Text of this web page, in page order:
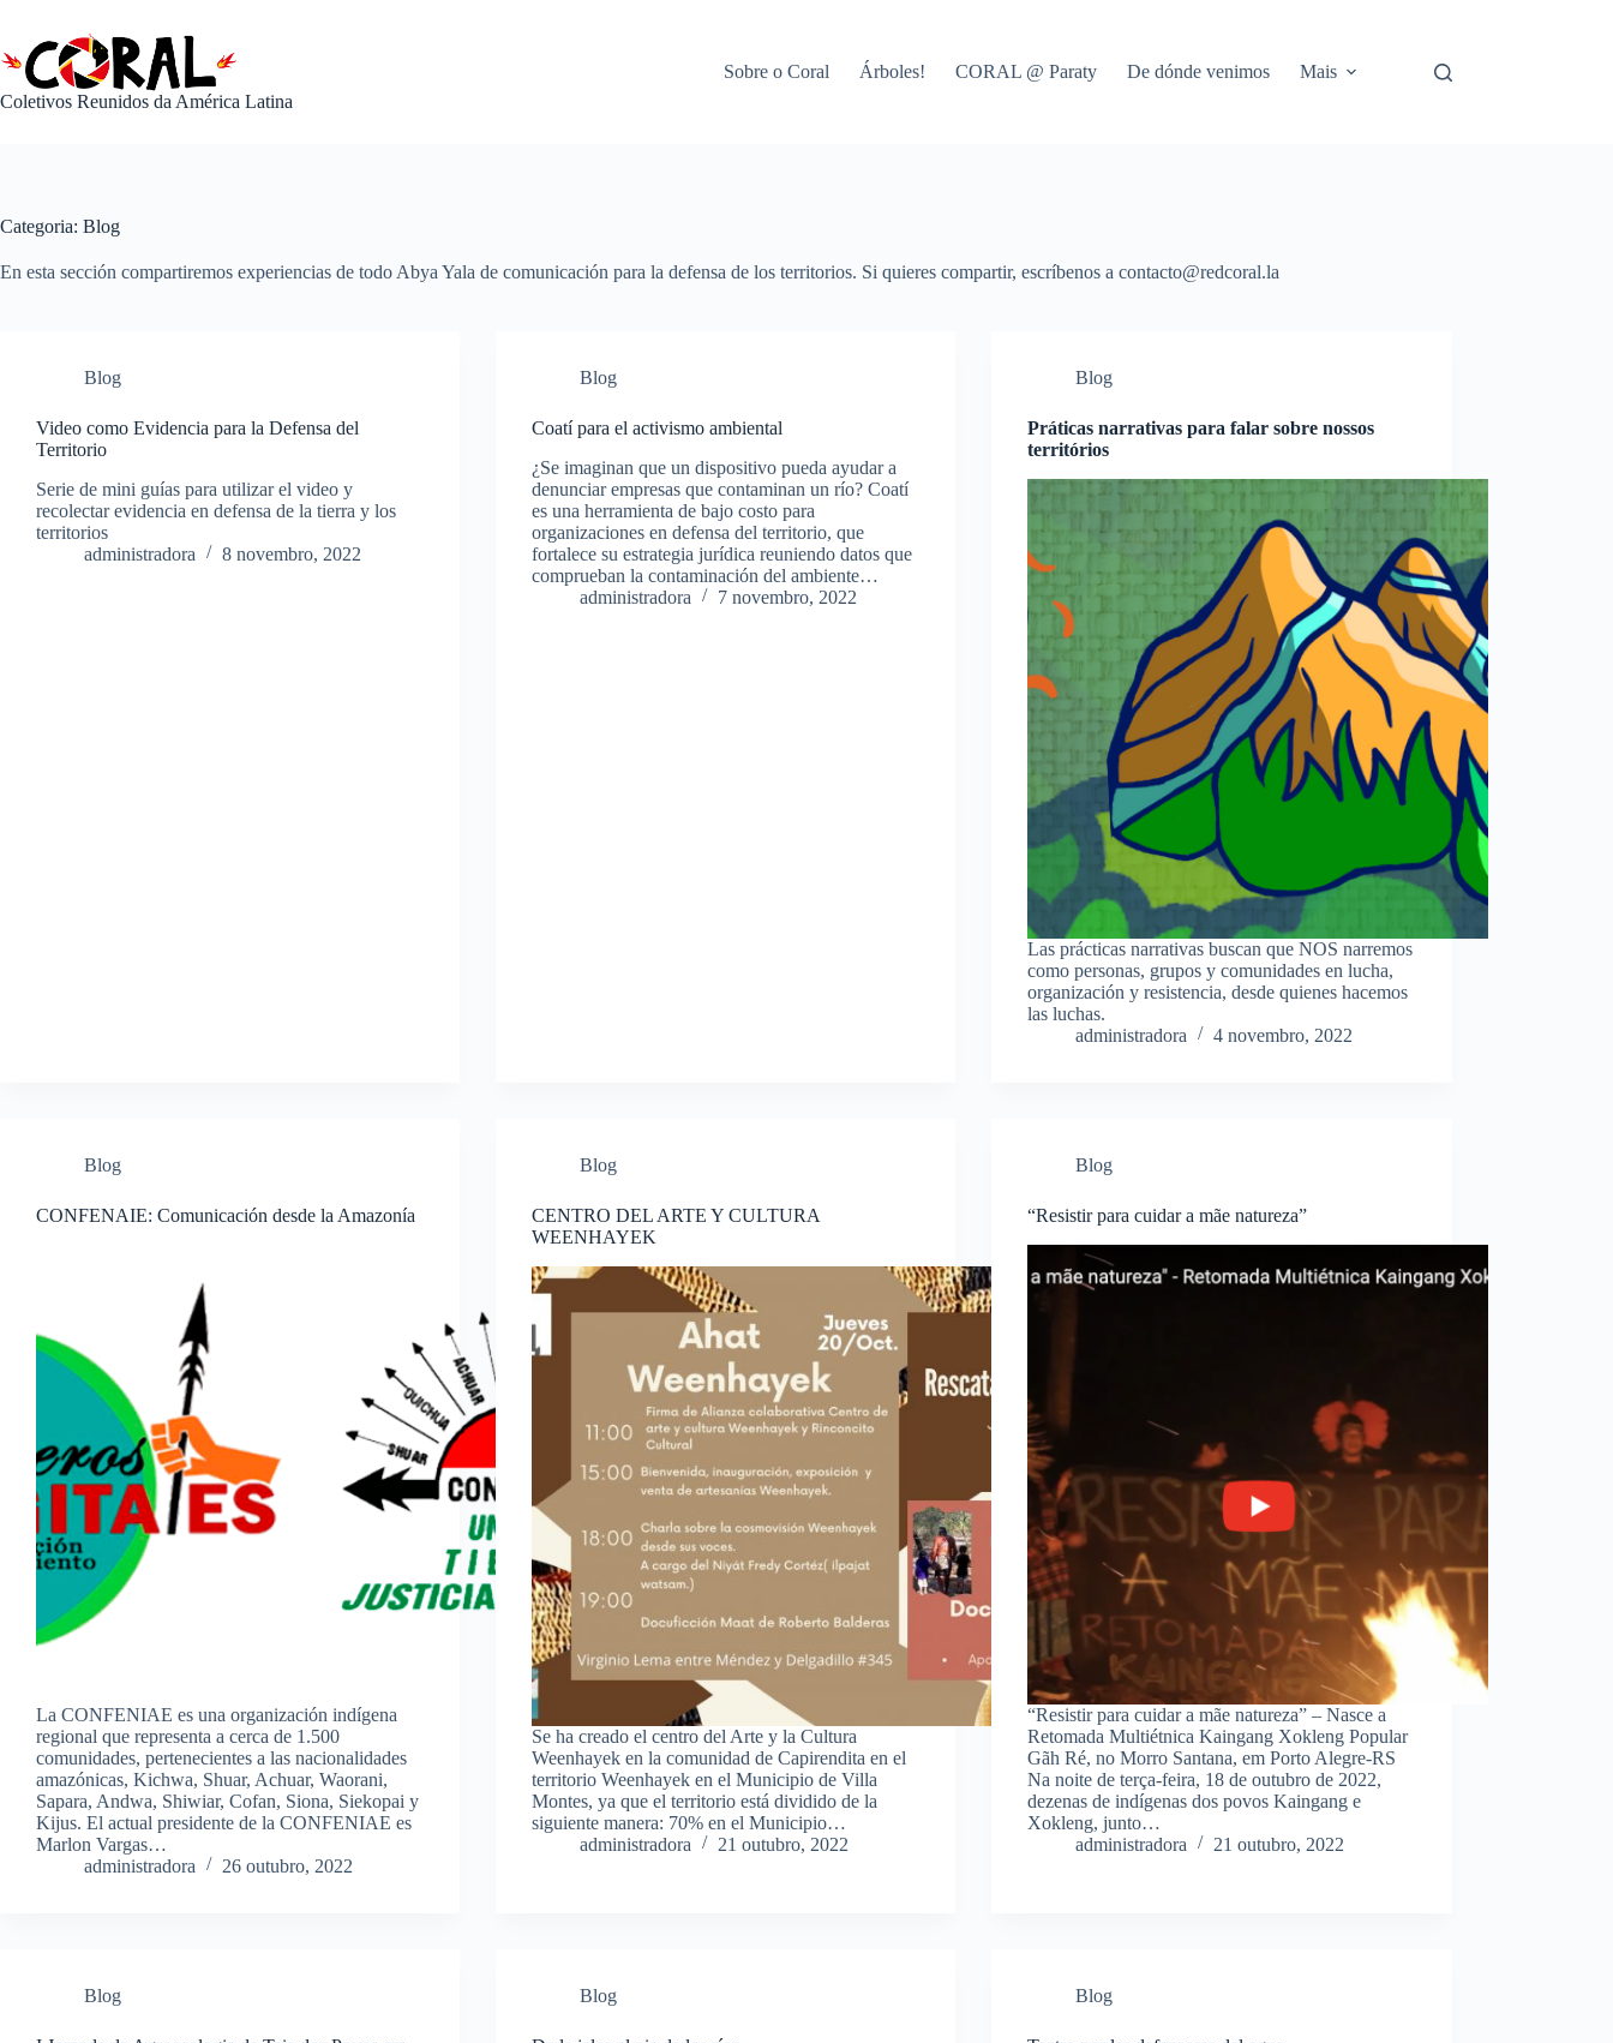
o
conteúdo
Coletivos Reunidos da América Latina
Sobre o Coral Árboles! CORAL @ Paraty De dónde venimos Mais
Categoria: Blog
En esta sección compartiremos experiencias de todo Abya Yala de comunicación para la defensa de los territorios. Si quieres compartir, escríbenos a contacto@redcoral.la
Blog
Video como Evidencia para la Defensa del
Territorio
Serie de mini guías para utilizar el video y
recolectar evidencia en defensa de la tierra y los
territorios
administradora
8 novembro, 2022
Blog
Coatí para el activismo ambiental
¿Se imaginan que un dispositivo pueda ayudar a
denunciar empresas que contaminan un río? Coatí
es una herramienta de bajo costo para
organizaciones en defensa del territorio, que
fortalece su estrategia jurídica reuniendo datos que
comprueban la contaminación del ambiente…
administradora
7 novembro, 2022
Blog
Práticas narrativas para falar sobre nossos
territórios
Las prácticas narrativas buscan que NOS narremos
como personas, grupos y comunidades en lucha,
organización y resistencia, desde quienes hacemos
las luchas.
administradora
4 novembro, 2022
Blog
CONFENAIE: Comunicación desde la Amazonía
La CONFENIAE es una organización indígena
regional que representa a cerca de 1.500
comunidades, pertenecientes a las nacionalidades
amazónicas, Kichwa, Shuar, Achuar, Waorani,
Sapara, Andwa, Shiwiar, Cofan, Siona, Siekopai y
Kijus. El actual presidente de la CONFENIAE es
Marlon Vargas…
administradora
26 outubro, 2022
Blog
CENTRO DEL ARTE Y CULTURA
WEENHAYEK
Se ha creado el centro del Arte y la Cultura
Weenhayek en la comunidad de Capirendita en el
territorio Weenhayek en el Municipio de Villa
Montes, ya que el territorio está dividido de la
siguiente manera: 70% en el Municipio…
administradora
21 outubro, 2022
Blog
“Resistir para cuidar a mãe natureza”
“Resistir para cuidar a mãe natureza” – Nasce a
Retomada Multiétnica Kaingang Xokleng Popular
Gãh Ré, no Morro Santana, em Porto Alegre-RS
Na noite de terça-feira, 18 de outubro de 2022,
dezenas de indígenas dos povos Kaingang e
Xokleng, junto…
administradora
21 outubro, 2022
Blog Blog Blog